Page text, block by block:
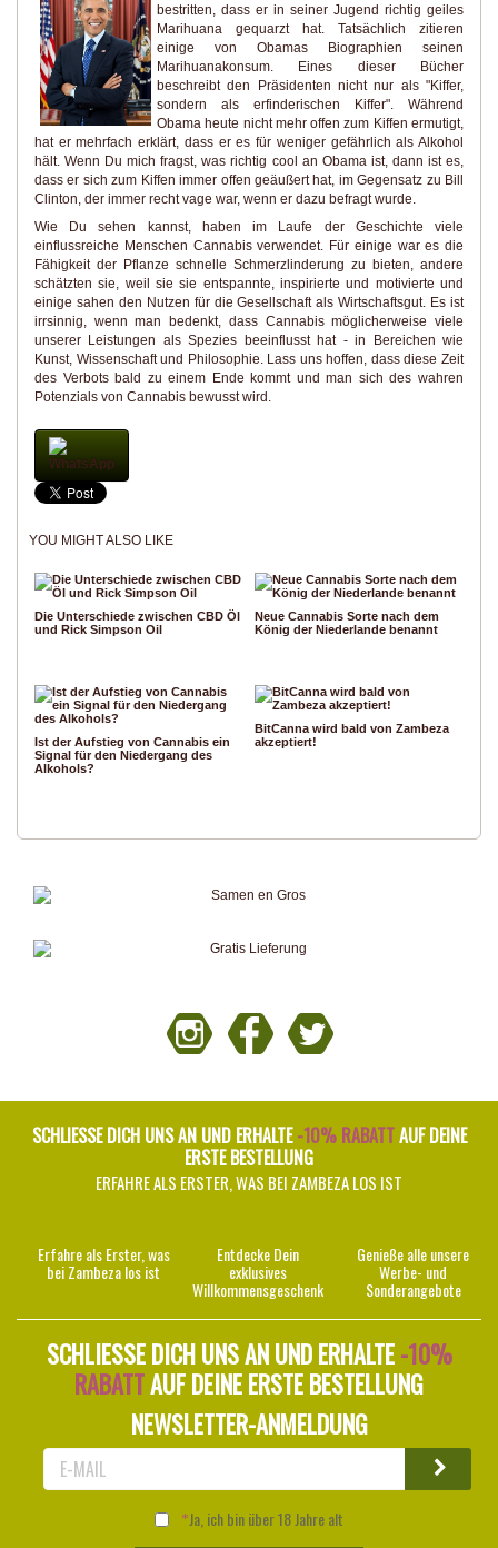
bestritten, dass er in seiner Jugend richtig geiles
Marihuana gequarzt hat. Tatsächlich zitieren
einige von Obamas Biographien seinen
Marihuanakonsum. Eines dieser Bücher
beschreibt den Präsidenten nicht nur als "Kiffer,
sondern als erfinderischen Kiffer". Während
Obama heute nicht mehr offen zum Kiffen ermutigt,
hat er mehrfach erklärt, dass er es für weniger gefährlich als Alkohol
hält. Wenn Du mich fragst, was richtig cool an Obama ist, dann ist es,
dass er sich zum Kiffen immer offen geäußert hat, im Gegensatz zu Bill
Clinton, der immer recht vage war, wenn er dazu befragt wurde.
Wie Du sehen kannst, haben im Laufe der Geschichte viele
einflussreiche Menschen Cannabis verwendet. Für einige war es die
Fähigkeit der Pflanze schnelle Schmerzlinderung zu bieten, andere
schätzten sie, weil sie sie entspannte, inspirierte und motivierte und
einige sahen den Nutzen für die Gesellschaft als Wirtschaftsgut. Es ist
irrsinnig, wenn man bedenkt, dass Cannabis möglicherweise viele
unserer Leistungen als Spezies beeinflusst hat - in Bereichen wie
Kunst, Wissenschaft und Philosophie. Lass uns hoffen, dass diese Zeit
des Verbots bald zu einem Ende kommt und man sich des wahren
Potenzials von Cannabis bewusst wird.
WhatsApp
YOU MIGHT ALSO LIKE
Die Unterschiede zwischen CBD Öl
und Rick Simpson Oil
Neue Cannabis Sorte nach dem
König der Niederlande benannt
Ist der Aufstieg von Cannabis ein
Signal für den Niedergang des
Alkohols?
BitCanna wird bald von Zambeza
akzeptiert!
SCHLIESSE DICH UNS AN UND ERHALTE -10% RABATTAUF DEINE
ERSTE BESTELLUNG
ERFAHRE ALS ERSTER, WAS BEI ZAMBEZA LOS IST
Erfahre als Erster, was
bei Zambeza los ist
Entdecke Dein
exklusives
Willkommensgeschenk
Genieße alle unsere
Werbe- und
Sonderangebote
SCHLIESSE DICH UNS AN UND ERHALTE -10%
RABATTAUF DEINE ERSTE BESTELLUNG
NEWSLETTER-ANMELDUNG
Ja, ich bin über 18 Jahre alt